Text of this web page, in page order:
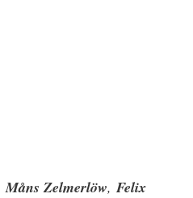
Måns Zelmerlöw, Felix